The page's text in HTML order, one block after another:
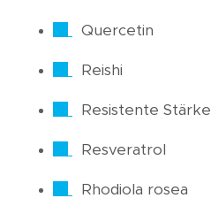
Quercetin
Reishi
Resistente Stärke
Resveratrol
Rhodiola rosea